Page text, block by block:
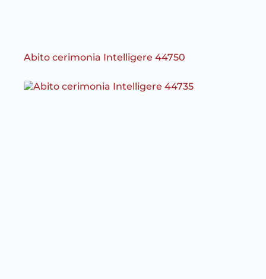
Abito cerimonia Intelligere 44750